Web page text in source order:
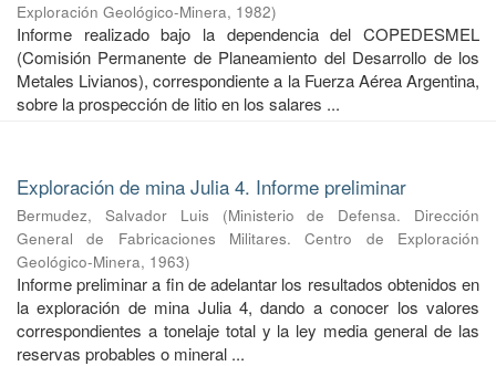
Exploración Geológico-Minera, 1982)
Informe realizado bajo la dependencia del COPEDESMEL
(Comisión Permanente de Planeamiento del Desarrollo de los
Metales Livianos), correspondiente a la Fuerza Aérea Argentina,
sobre la prospección de litio en los salares ...
Exploración de mina Julia 4. Informe preliminar
Bermudez, Salvador Luis (Ministerio de Defensa. Dirección
General de Fabricaciones Militares. Centro de Exploración
Geológico-Minera, 1963)
Informe preliminar a fin de adelantar los resultados obtenidos en
la exploración de mina Julia 4, dando a conocer los valores
correspondientes a tonelaje total y la ley media general de las
reservas probables o mineral ...